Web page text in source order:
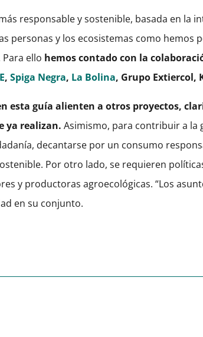
responsable y sostenible, basada en la
personas y los ecosistemas como
ello hemos contado con la
,Spiga Negra, La Bolina, Grupo Extiercol,
esta guía alienten a otros proyectos,
ya realizan. Asimismo, para contribuir a la
decantarse por un consumo
Por otro lado, se requieren
y productoras agroecológicas. “Los
en su conjunto.